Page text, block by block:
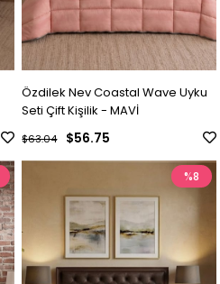
Özdilek Nev Coastal Wave Uyku
Seti Çift Kişilik - MAVİ
$56.75
$63.04
%8